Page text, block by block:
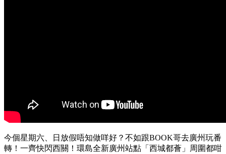
今個星期六、日放假唔知做咩好？不如跟BOOK哥去廣州玩番
轉！一齊快閃西關！環島全新廣州站點「西城都薈」周圍都咁